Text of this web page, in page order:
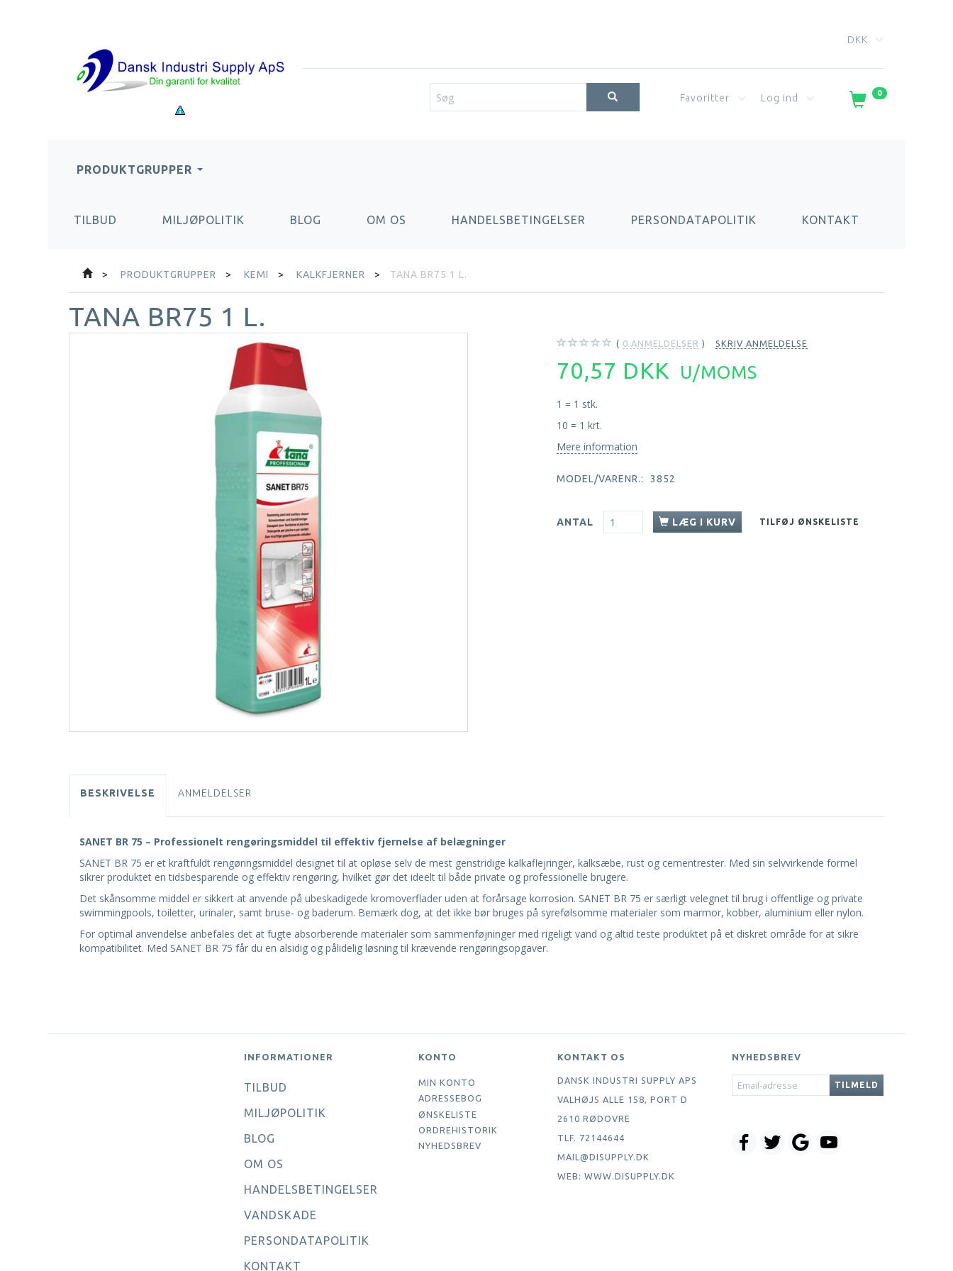
DKK
0
Favoritter Log ind
PRODUKTGRUPPER
TILBUD MILJØPOLITIK BLOG OM OS HANDELSBETINGELSER PERSONDATAPOLITIK KONTAKT
PRODUKTGRUPPER KEMI KALKFJERNER TANA BR75 1 L.
TANA BR75 1 L.
0 ANMELDELSER SKRIV ANMELDELSE
70,57 DKK U/MOMS
1 = 1 stk.
10 = 1 krt.
Mere information
MODEL/VARENR.: 3852
ANTAL LÆG I KURV TILFØJ ØNSKELISTE
BESKRIVELSE ANMELDELSER
SANET BR 75 – Professionelt rengøringsmiddel til effektiv fjernelse af belægninger
SANET BR 75 er et kraftfuldt rengøringsmiddel designet til at opløse selv de mest genstridige kalkaflejringer, kalksæbe, rust og cementrester. Med sin selvvirkende formel
sikrer produktet en tidsbesparende og effektiv rengøring, hvilket gør det ideelt til både private og professionelle brugere.
Det skånsomme middel er sikkert at anvende på ubeskadigede kromoverflader uden at forårsage korrosion. SANET BR 75 er særligt velegnet til brug i offentlige og private
swimmingpools, toiletter, urinaler, samt bruse- og baderum. Bemærk dog, at det ikke bør bruges på syrefølsomme materialer som marmor, kobber, aluminium eller nylon.
For optimal anvendelse anbefales det at fugte absorberende materialer som sammenføjninger med rigeligt vand og altid teste produktet på et diskret område for at sikre
kompatibilitet. Med SANET BR 75 får du en alsidig og pålidelig løsning til krævende rengøringsopgaver.
INFORMATIONER
TILBUD
MILJØPOLITIK
BLOG
OM OS
HANDELSBETINGELSER
VANDSKADE
PERSONDATAPOLITIK
KONTAKT
KONTO
MIN KONTO
ADRESSEBOG
ØNSKELISTE
ORDREHISTORIK
NYHEDSBREV
KONTAKT OS
DANSK INDUSTRI SUPPLY APS
VALHØJS ALLE 158, PORT D
2610 RØDOVRE
TLF. 72144644
MAIL@DISUPPLY.DK
WEB: WWW.DISUPPLY.DK
NYHEDSBREV
EMAIL-
ADRESSE
TILMELD